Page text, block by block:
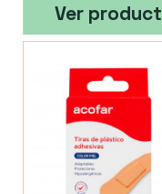
Ver